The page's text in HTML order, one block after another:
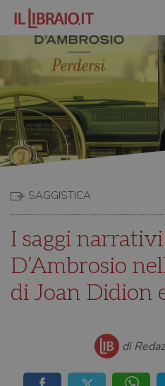
SAGGISTICA
I saggi
D’Ambrosio
di Joan Didion
di